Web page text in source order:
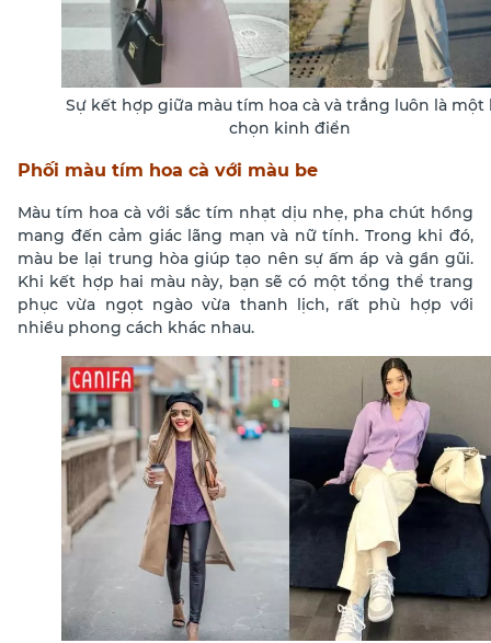
Sự kết hợp giữa màu tím hoa cà và trắng luôn là một
chọn kinh điển
Phối màu tím hoa cà với màu be
Màu tím hoa cà với sắc tím nhạt dịu nhẹ, pha chút hồng
mang đến cảm giác lãng mạn và nữ tính. Trong khi đó,
màu be lại trung hòa giúp tạo nên sự ấm áp và gần gũi.
Khi kết hợp hai màu này, bạn sẽ có một tổng thể trang
phục vừa ngọt ngào vừa thanh lịch, rất phù hợp với
nhiều phong cách khác nhau.